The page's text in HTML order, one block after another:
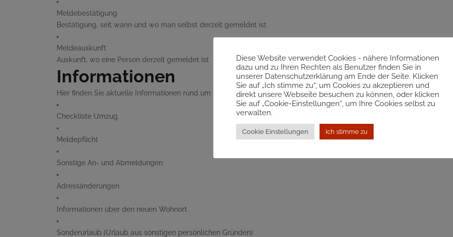
Meldebestätigung
Bestätigung, seit wann und wo man selbst derzeit gemeldet ist
Meldeauskunft
Auskunft, wo eine Person derzeit gemeldet ist
Informationen
Hier finden Sie aktuelle Informationen rund um Ihren Umzug sowie Meldepflicht, Adressänderungen, Sonderurlaub,
Checkliste Umzug
Meldepflicht
Sonstige An- und Abmeldungen
Adressänderungen
Informationen über den neuen Wohnort
Sonderurlaub (Urlaub aus sonstigen persönlichen Gründen)
Diese Website verwendet Cookies - nähere Informationen
dazu und zu Ihren Rechten als Benutzer finden Sie in
unserer Datenschutzerklärung am Ende der Seite. Klicken
Sie auf „Ich stimme zu“, um Cookies zu akzeptieren und
direkt unsere Webseite besuchen zu können, oder klicken
Sie auf „Cookie-Einstellungen“, um Ihre Cookies selbst zu
verwalten.
Cookie Einstellungen Ich stimme zu